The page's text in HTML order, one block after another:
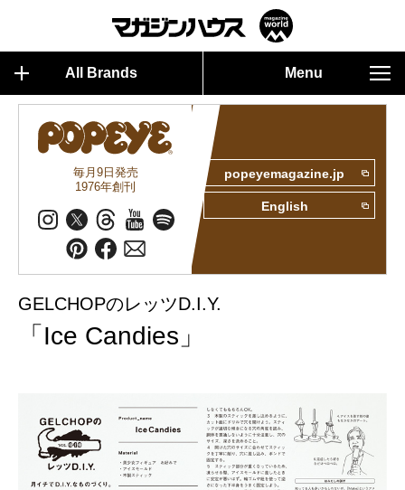
All Brands Menu
毎月9日発売
1976年創刊
popeyemagazine.jp
English
GELCHOPのレッツD.I.Y.
「Ice Candies」